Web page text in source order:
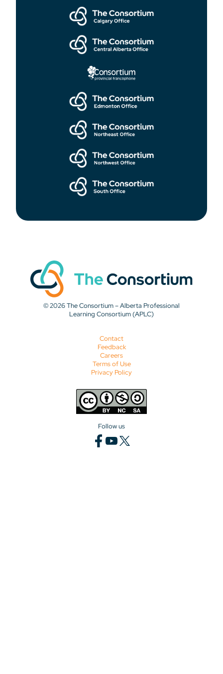
© 2026 The Consortium – Alberta Professional
Learning Consortium (APLC)
Contact
Feedback
Careers
Terms of Use
Privacy Policy
Follow us